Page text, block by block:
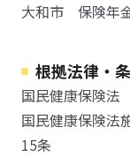
大和市 保険年
根拠法律・
国民健康保険
国民健康保険法
15条